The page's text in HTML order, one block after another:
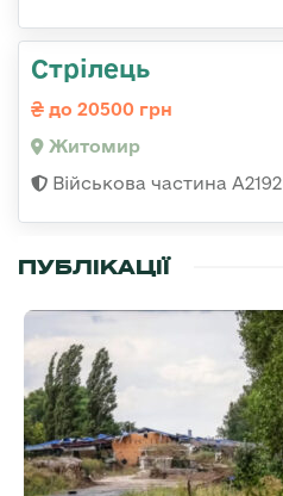
Стрілець
до 20500 грн
Житомир
Військова частина А2192
ПУБЛІКАЦІЇ